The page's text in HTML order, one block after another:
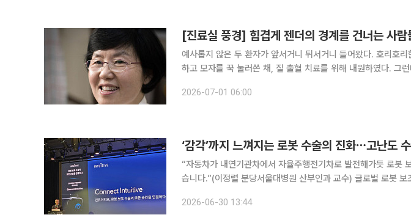
[진료실 풍경] 힘겹게 젠더의 경계를 건너는 사람
예사롭지 않은 두 환자가 앞서거니 뒤서거니 들어왔다. 호리호리한 체격의 훤칠한 그녀가 마스크를
하고 모자를 꾹 눌러쓴 채, 질 출혈 치료를 위해 내원하였다. 그
이나 스스로는 남성으로 살아가는 트랜스 남성이다. 에스트로젠
2026-07-01 06:00
‘감각’까지 느껴지는 로봇 수술의 진화⋯고난도 수
“자동차가 내연기관차에서 자율주행전기차로 발전해가듯 로봇
습니다.”(이정렬 분당서울대병원 산부인과 교수) 글로벌 로봇 보조 수술 시스템 기업 인튜이티브서
순간을 연결하다' 주제로 미디어데이를 개최했다. 인튜이티브는
2026-06-30 13:44